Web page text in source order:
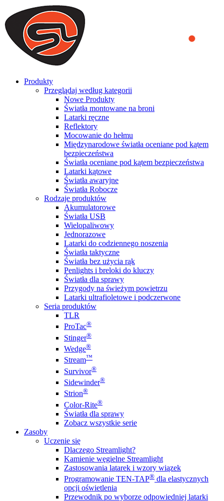
We use cookies to ensure that we provide you the best experience
on our website. By continuing to browse this website, you accept
that cookies are used to help us analyze how the website is used and
to offer you a better experience. To learn more or to find out how
you can disable cookies, you can access our
Produkty
Przeglądaj według kategorii
Nowe Produkty
Światła montowane na broni
Latarki ręczne
Reflektory
Mocowanie do hełmu
Międzynarodowe światła oceniane pod kątem
bezpieczeństwa
Światła oceniane pod kątem bezpieczeństwa
Latarki kątowe
Światła awaryjne
Światła Robocze
Rodzaje produktów
Akumulatorowe
Światła USB
Wielopaliwowy
Jednorazowe
Latarki do codziennego noszenia
Światła taktyczne
Światła bez użycia rąk
Penlights i breloki do kluczy
Światła dla sprawy
Przygody na świeżym powietrzu
Latarki ultrafioletowe i podczerwone
Seria produktów
TLR
ProTac®
Stinger®
Wedge®
Stream™
Survivor®
Sidewinder®
Strion®
Color-Rite®
Światła dla sprawy
Zobacz wszystkie serie
Zasoby
Uczenie się
Dlaczego Streamlight?
Kamienie węgielne Streamlight
Zastosowania latarek i wzory wiązek
Programowanie TEN-TAP® dla elastycznych
opcji oświetlenia
Przewodnik po wyborze odpowiedniej latarki